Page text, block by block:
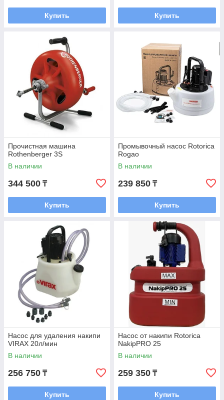
Купить Купить
Прочистная машина
Rothenberger 3S
В наличии
344 500 ₸
Купить
Промывочный насос Rotorica
Rogao
В наличии
239 850 ₸
Купить
Насос для удаления накипи
VIRAX 20л/мин
В наличии
256 750 ₸
Купить
Насос от накипи Rotorica
NakipPRO 25
В наличии
259 350 ₸
Купить